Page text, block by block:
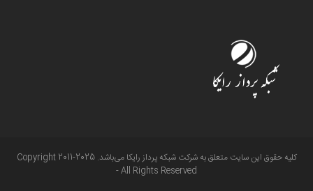
کلیه حقوق این سایت متعلق به شرکت شبکه پرداز رایکا می‌باشد. Copyright 2011-2025
- All Rights Reserved